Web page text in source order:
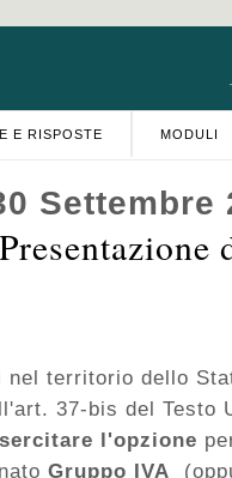
E RISPOSTE MODULI
Settembre
territorio dello
37-bis del Testo
l'opzione
Gruppo IVA